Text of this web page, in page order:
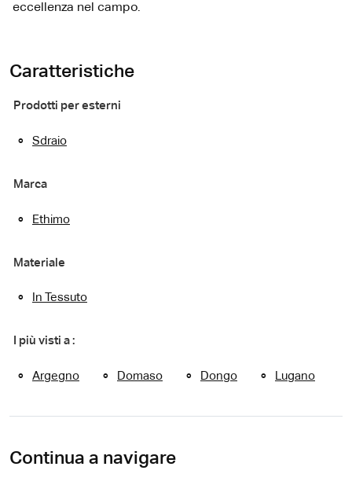
eccellenza nel campo.
Caratteristiche
Prodotti per esterni
Sdraio
Marca
Ethimo
Materiale
In Tessuto
I più visti a :
Argegno Domaso Dongo Lugano
Continua a navigare